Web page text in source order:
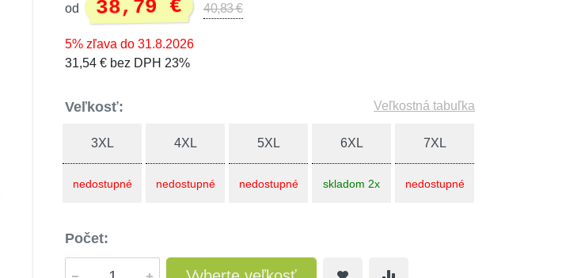
od 38,79 € 40,83 €
5% zľava do 31.8.2026
31,54 € bez DPH 23%
Veľkosť: Veľkostná tabuľka
3XL
nedostupné
4XL
nedostupné
5XL
nedostupné
6XL
skladom 2x
7XL
nedostupné
Počet: